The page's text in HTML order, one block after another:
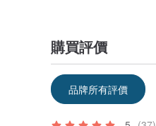
購買評價
品牌所有評價